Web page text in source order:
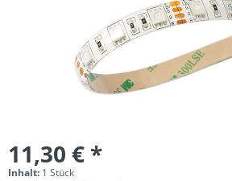
11,30 € *
Inhalt: 1 Stück